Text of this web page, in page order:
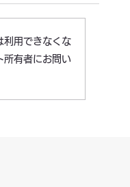
利用できなくな
所有者にお問い